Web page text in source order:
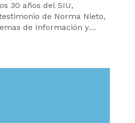
30 años del SIU,
de Norma Nieto,
de Información y